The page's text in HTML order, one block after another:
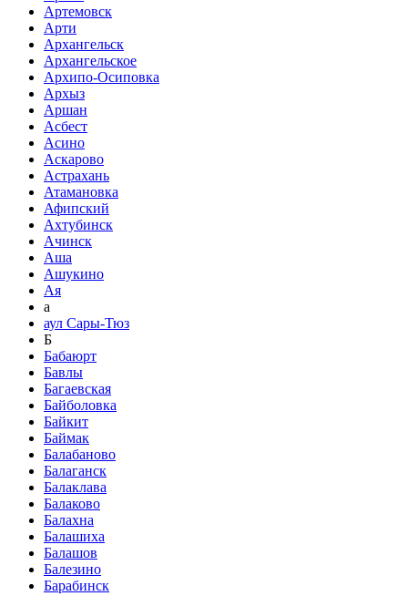
Артемовск
Арти
Архангельск
Архангельское
Архипо-Осиповка
Архыз
Аршан
Асбест
Асино
Аскарово
Астрахань
Атамановка
Афипский
Ахтубинск
Ачинск
Аша
Ашукино
Ая
а
аул Сары-Тюз
Б
Бабаюрт
Бавлы
Багаевская
Байболовка
Байкит
Баймак
Балабаново
Балаганск
Балаклава
Балаково
Балахна
Балашиха
Балашов
Балезино
Барабинск